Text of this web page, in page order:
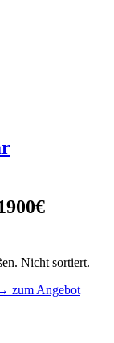
Nicht sortiert.
zum Angebot